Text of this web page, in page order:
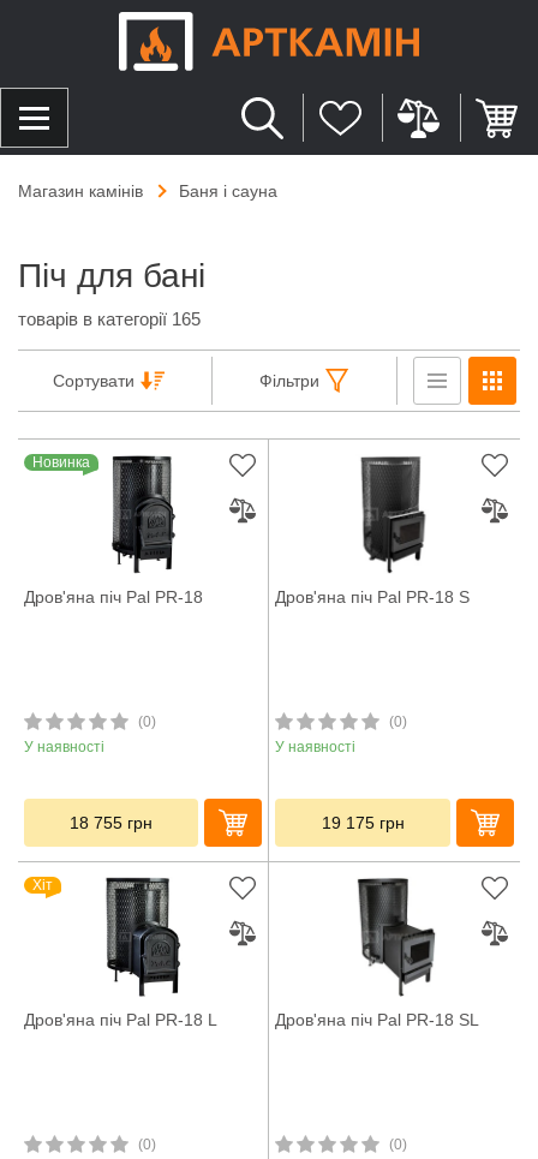
Магазин камінів Баня і сауна
Піч для бані
товарів в категорії 165
Сортувати Фільтри
Новинка
Дров'яна піч Pal PR-18
(0)
У наявності
18 755 грн
Дров'яна піч Pal PR-18 S
(0)
У наявності
19 175 грн
Хіт
Дров'яна піч Pal PR-18 L
(0)
Дров'яна піч Pal PR-18 SL
(0)